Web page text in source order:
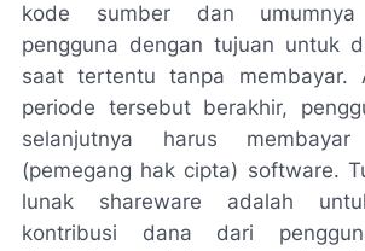
kode sumber dan
pengguna dengan tujuan untuk
saat tertentu tanpa membayar.
periode tersebut berakhir,
selanjutnya harus
(pemegang hak cipta) software.
lunak shareware adalah
kontribusi dana dari